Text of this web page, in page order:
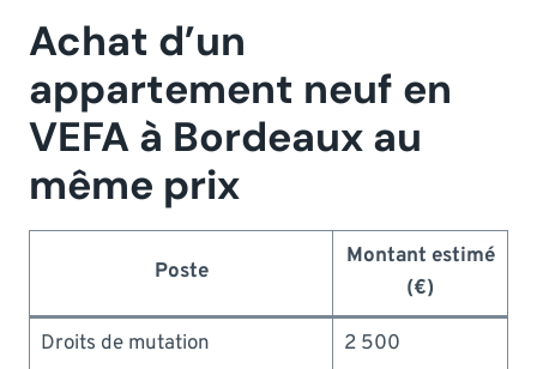
Achat d’un
appartement neuf en
VEFA à Bordeaux au
même prix
Poste
Montant estimé
(€)
Droits de mutation
2 500